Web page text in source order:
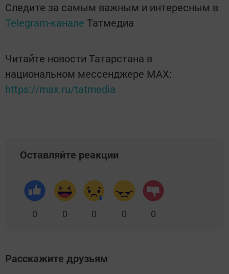
Следите за самым важным и интересным в
Telegram-канале Татмедиа
Читайте новости Татарстана в
национальном мессенджере MАХ:
https://max.ru/tatmedia
Оставляйте реакции
0 0 0 0 0
Расскажите друзьям